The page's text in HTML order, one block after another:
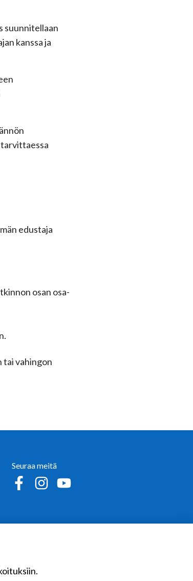
suunnitellaan
kanssa ja
edustaja
osan osa-
tai vahingon
Seuraa meitä
Sosiaalinen media: facebook
Sosiaalinen media: instagram
Sosiaalinen media: youtube